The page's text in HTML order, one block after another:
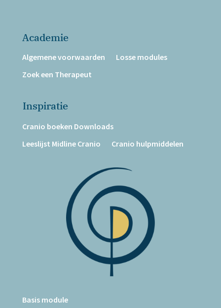
Academie
Algemene voorwaarden
Losse modules
Zoek een Therapeut
Inspiratie
Cranio boeken Downloads
Leeslijst Midline Cranio
Cranio hulpmiddelen
Basis module